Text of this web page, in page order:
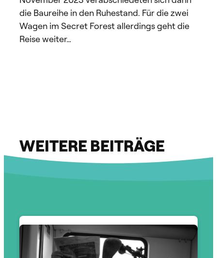
die Baureihe in den Ruhestand. Für die zwei
Wagen im Secret Forest allerdings geht die
Reise weiter…
WEITERE BEITRÄGE